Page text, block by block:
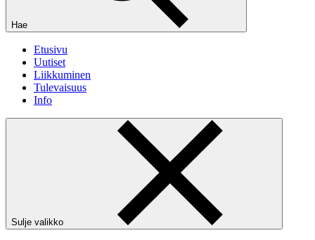
Hae
Etusivu
Uutiset
Liikkuminen
Tulevaisuus
Info
Sulje valikko